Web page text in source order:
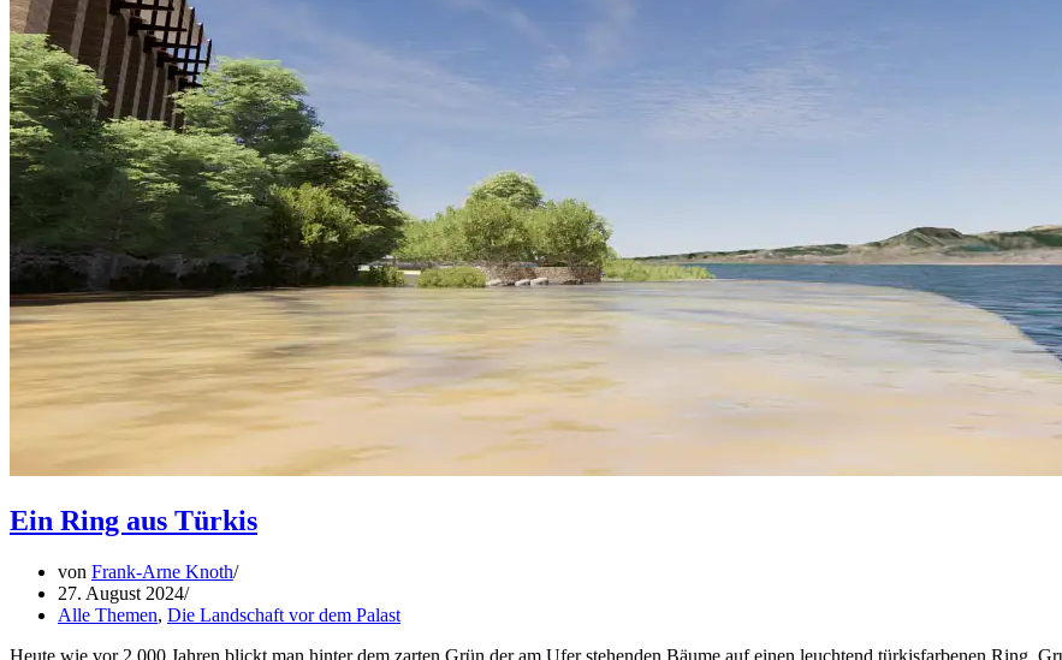
Ein Ring aus Türkis
von Frank-Arne Knoth
27. August 2024
Alle Themen, Die Landschaft vor dem Palast
Heute wie vor 2.000 Jahren blickt man hinter dem zarten Grün der am Ufer stehenden Bäume auf einen leuchtend türkisfarbenen Ring.